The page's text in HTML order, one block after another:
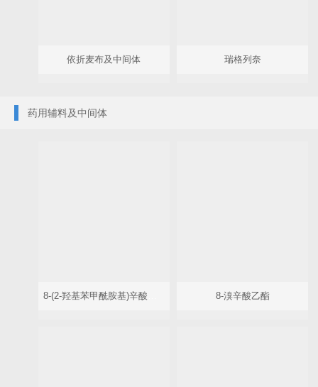
依折麦布及中间体 瑞格列奈
药用辅料及中间体
8-溴辛酸乙酯